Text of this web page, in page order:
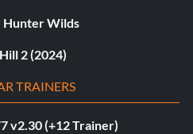
Hunter Wilds
2 (2024)
TRAINERS
v2.30 (+12 Trainer)